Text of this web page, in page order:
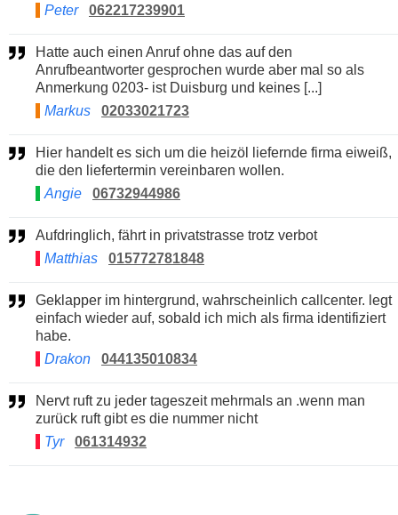
Peter
062217239901
Hatte auch einen Anruf ohne das auf den
Anrufbeantworter gesprochen wurde aber mal so als
Anmerkung 0203- ist Duisburg und keines [...]
Markus
02033021723
Hier handelt es sich um die heizöl liefernde firma eiweiß,
die den liefertermin vereinbaren wollen.
Angie
06732944986
Aufdringlich, fährt in privatstrasse trotz verbot
Matthias
015772781848
Geklapper im hintergrund, wahrscheinlich callcenter. legt
einfach wieder auf, sobald ich mich als firma identifiziert
habe.
Drakon
044135010834
Nervt ruft zu jeder tageszeit mehrmals an .wenn man
zurück ruft gibt es die nummer nicht
Tyr
061314932